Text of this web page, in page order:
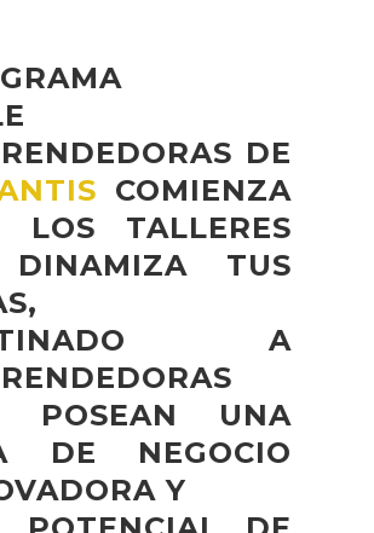
DE
COMIENZA
LOS TALLERES
TUS
A
POSEAN UNA
DE NEGOCIO
Y